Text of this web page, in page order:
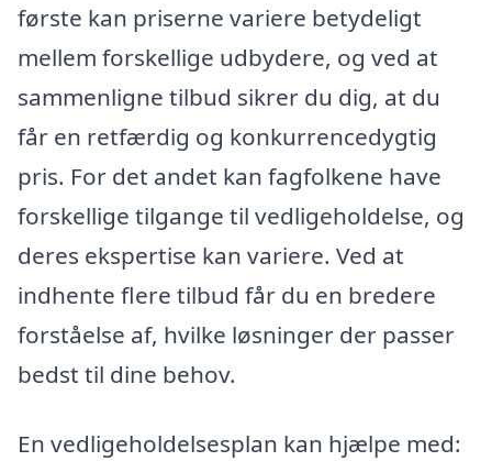
første kan priserne variere betydeligt
mellem forskellige udbydere, og ved at
sammenligne tilbud sikrer du dig, at du
får en retfærdig og konkurrencedygtig
pris. For det andet kan fagfolkene have
forskellige tilgange til vedligeholdelse, og
deres ekspertise kan variere. Ved at
indhente flere tilbud får du en bredere
forståelse af, hvilke løsninger der passer
bedst til dine behov.
En vedligeholdelsesplan kan hjælpe med: